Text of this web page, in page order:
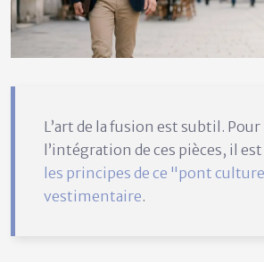
L’art de la fusion est subtil.
l’intégration de ces pièces, il
les principes de ce "pont
vestimentaire.